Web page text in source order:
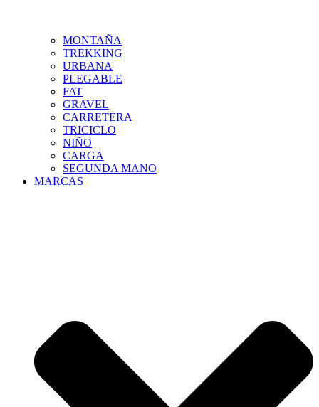
MONTAÑA
TREKKING
URBANA
PLEGABLE
FAT
GRAVEL
CARRETERA
TRICICLO
NIÑO
CARGA
SEGUNDA MANO
MARCAS